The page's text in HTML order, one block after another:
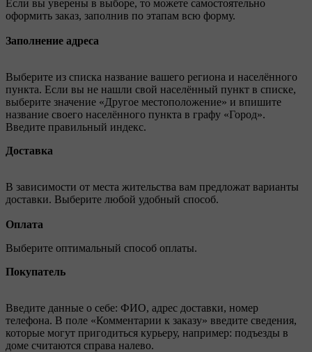
Если вы уверены в выборе, то можете самостоятельно
оформить заказ, заполнив по этапам всю форму.
Заполнение адреса
Выберите из списка название вашего региона и населённого
пункта. Если вы не нашли свой населённый пункт в списке,
выберите значение «Другое местоположение» и впишите
название своего населённого пункта в графу «Город».
Введите правильный индекс.
Доставка
В зависимости от места жительства вам предложат варианты
доставки. Выберите любой удобный способ.
Оплата
Выберите оптимальный способ оплаты.
Покупатель
Введите данные о себе: ФИО, адрес доставки, номер
телефона. В поле «Комментарии к заказу» введите сведения,
которые могут пригодиться курьеру, например: подъезды в
доме считаются справа налево.